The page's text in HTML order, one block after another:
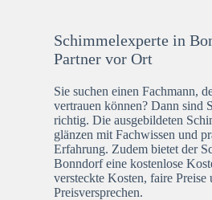
Schimmelexperte in
Partner vor Ort
Sie suchen einen Fachmann,
vertrauen können? Dann sind
richtig. Die ausgebildeten
glänzen mit Fachwissen und
Erfahrung. Zudem bietet der
Bonndorf eine kostenlose
versteckte Kosten, faire Preise
Preisversprechen.